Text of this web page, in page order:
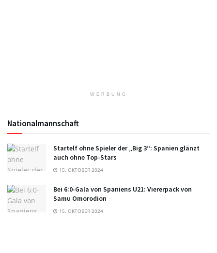
WERBUNG
Nationalmannschaft
Startelf ohne Spieler der „Big 3“: Spanien glänzt
auch ohne Top-Stars
15. OKTOBER 2024
Bei 6:0-Gala von Spaniens U21: Viererpack von
Samu Omorodion
15. OKTOBER 2024